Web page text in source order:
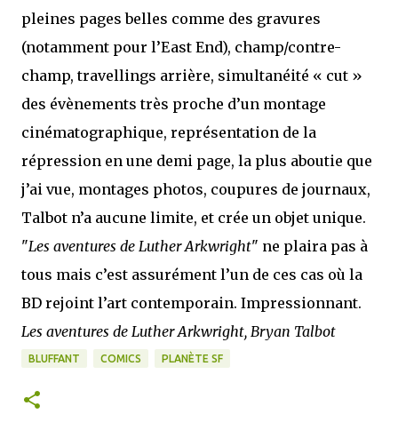
pleines pages belles comme des gravures
(notamment pour l’East End), champ/contre-
champ, travellings arrière, simultanéité « cut »
des évènements très proche d’un montage
cinématographique, représentation de la
répression en une demi page, la plus aboutie que
j’ai vue, montages photos, coupures de journaux,
Talbot n’a aucune limite, et crée un objet unique.
"Les aventures de Luther Arkwright" ne plaira pas à
tous mais c’est assurément l’un de ces cas où la
BD rejoint l’art contemporain. Impressionnant.
Les aventures de Luther Arkwright, Bryan Talbot
BLUFFANT COMICS PLANÈTE SF